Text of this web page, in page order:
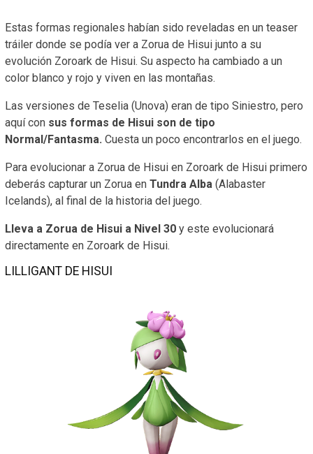
Estas formas regionales habían sido reveladas en un teaser
tráiler donde se podía ver a Zorua de Hisui junto a su
evolución Zoroark de Hisui. Su aspecto ha cambiado a un
color blanco y rojo y viven en las montañas.
Las versiones de Teselia (Unova) eran de tipo Siniestro, pero
aquí con sus formas de Hisui son de tipo
Normal/Fantasma. Cuesta un poco encontrarlos en el juego.
Para evolucionar a Zorua de Hisui en Zoroark de Hisui primero
deberás capturar un Zorua en Tundra Alba (Alabaster
Icelands), al final de la historia del juego.
Lleva a Zorua de Hisui a Nivel 30 y este evolucionará
directamente en Zoroark de Hisui.
LILLIGANT DE HISUI